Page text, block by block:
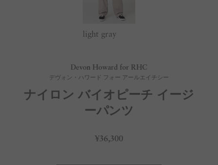
light gray
Devon Howard for RHC
デヴォン・ハワード フォー アールエイチシー
ナイロン バイオピーチ イージ
ーパンツ
¥36,300